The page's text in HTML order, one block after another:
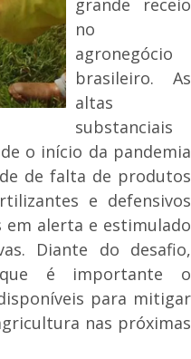
no
agronegócio
brasileiro. As
altas
substanciais
o início da pandemia
de falta de produtos
e defensivos
alerta e estimulado
Diante do desafio,
que é importante o
para mitigar
nas próximas